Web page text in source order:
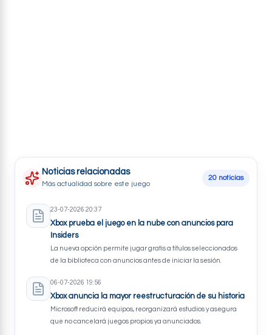
Noticias relacionadas
Más actualidad sobre este juego
20 noticias
23-07-2026 20:37
Xbox prueba el juego en la nube con anuncios para
Insiders
La nueva opción permite jugar gratis a títulos seleccionados
de la biblioteca con anuncios antes de iniciar la sesión.
06-07-2026 19:56
Xbox anuncia la mayor reestructuración de su historia
Microsoft reducirá equipos, reorganizará estudios y asegura
que no cancelará juegos propios ya anunciados.